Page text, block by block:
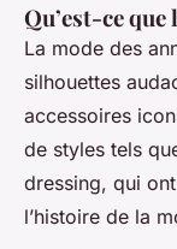
Qu’est-ce que
La mode des
silhouettes
accessoires
de styles tels
dressing, qui
l’histoire de la